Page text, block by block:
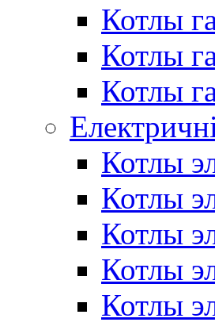
Котлы
Котлы
Котлы
Котлы
Котлы
Котлы
Котлы
Котлы